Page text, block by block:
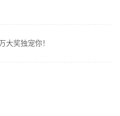
大奖独宠你！